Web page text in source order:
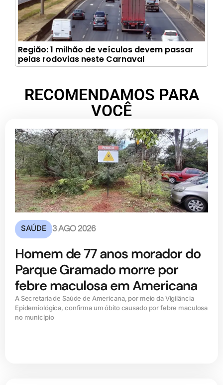
Região: 1 milhão de veículos devem passar
pelas rodovias neste Carnaval
RECOMENDAMOS PARA
VOCÊ
SAÚDE 3 AGO 2026
Homem de 77 anos morador do
Parque Gramado morre por
febre maculosa em Americana
A Secretaria de Saúde de Americana, por meio da Vigilância
Epidemiológica, confirma um óbito causado por febre maculosa
no município